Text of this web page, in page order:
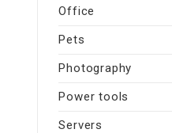
Office
Pets
Photography
Power tools
Servers